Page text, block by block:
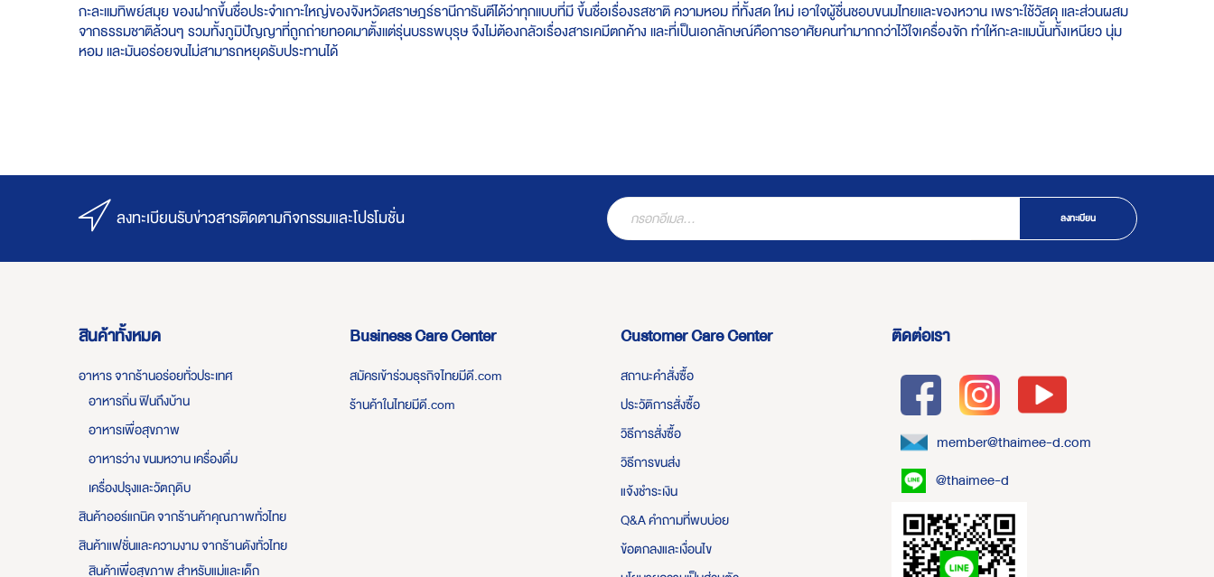
กะละแมทิพย์สมุย ของฝากขึ้นชื่อประจำเกาะใหญ่ของจังหวัดสราษฎร์ธานีการันตีได้ว่าทุกแบบที่มี ขึ้นชื่อเรื่องรสชาติ ความหอม ที่ทั้งสด ใหม่ เอาใจผู้ชื่นชอบขนมไทยและของหวาน เพราะใช้วัสดุ และส่วนผสม
จากธรรมชาติล้วนๆ รวมทั้งภูมิปัญญาที่ถูกถ่ายทอดมาตั้งแต่รุ่นบรรพบุรุษ จึงไม่ต้องกลัวเรื่องสารเคมีตกค้าง และที่เป็นเอกลักษณ์คือการอาศัยคนทำมากกว่าไว้ใจเครื่องจัก ทำให้กะละแมนั้นทั้งเหนียว นุ่ม
หอม และมันอร่อยจนไม่สามารถหยุดรับประทานได้
ลงทะเบียนรับข่าวสารติดตามกิจกรรมและโปรโมชั่น ลงทะเบียน
สินค้าทั้งหมด
อาหาร จากร้านอร่อยทั่วประเทศ
อาหารถิ่น ฟินถึงบ้าน
อาหารเพื่อสุขภาพ
อาหารว่าง ขนมหวาน เครื่องดื่ม
เครื่องปรุงและวัตถุดิบ
สินค้าออร์แกนิค จากร้านค้าคุณภาพทั่วไทย
สินค้าแฟชั่นและความงาม จากร้านดังทั่วไทย
สินค้าเพื่อสุขภาพ สำหรับแม่และเด็ก
Business Care Center
สมัครเข้าร่วมธุรกิจไทยมีดี.com
ร้านค้าในไทยมีดี.com
Customer Care Center
สถานะคำสั่งซื้อ
ประวัติการสั่งซื้อ
วิธีการสั่งซื้อ
วิธีการขนส่ง
แจ้งชำระเงิน
Q&A คำถามที่พบบ่อย
ข้อตกลงและเงื่อนไข
ติดต่อเรา
member@thaimee-d.com
@thaimee-d